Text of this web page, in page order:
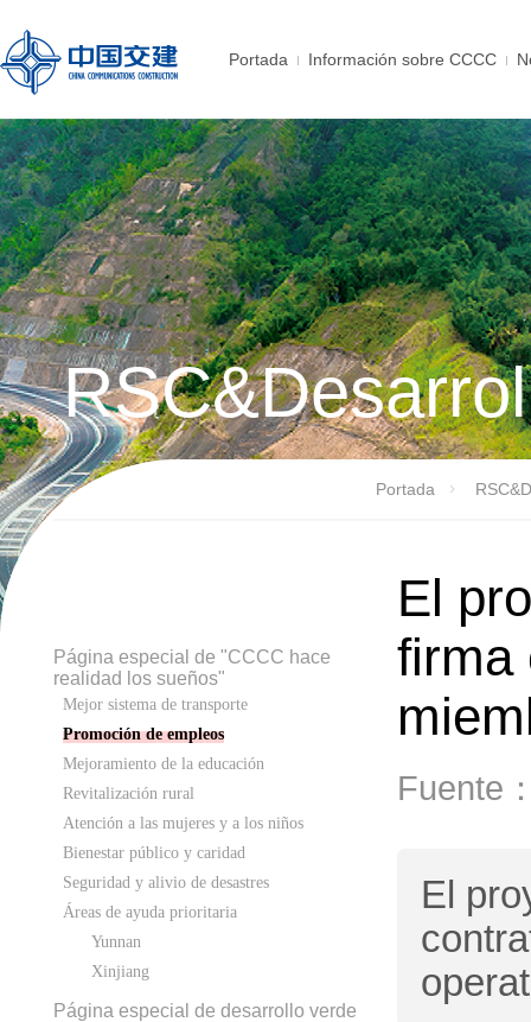
Portada Información sobre CCCC
Portada
Página especial de "CCCC hace
realidad los sueños"
Mejor sistema de transporte
Promoción de empleos
Mejoramiento de la educación
Revitalización rural
Atención a las mujeres y a los niños
Bienestar público y caridad
Seguridad y alivio de desastres
Áreas de ayuda prioritaria
Yunnan
Xinjiang
Página especial de desarrollo verde
El
firma
Fuente
El